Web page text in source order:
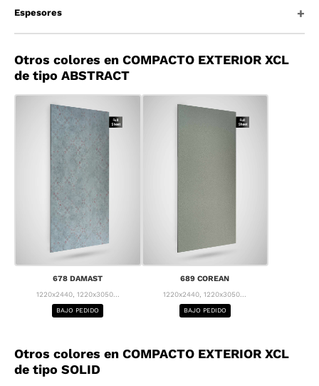
Espesores
Otros colores en COMPACTO EXTERIOR XCL
de tipo ABSTRACT
678 DAMAST
1220x2440, 1220x3050...
BAJO PEDIDO
689 COREAN
1220x2440, 1220x3050...
BAJO PEDIDO
Otros colores en COMPACTO EXTERIOR XCL
de tipo SOLID